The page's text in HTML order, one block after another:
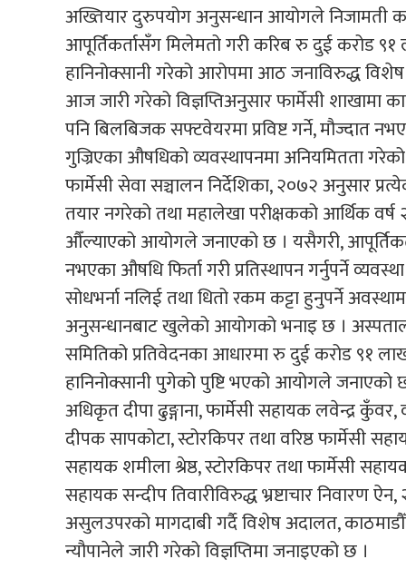
अख्तियार दुरुपयोग अनुसन्धान आयोगले निजामती
आपूर्तिकर्तासँग मिलेमतो गरी करिब रु दुई करोड ९१
हानिनोक्सानी गरेको आरोपमा आठ जनाविरुद्ध
आज जारी गरेको विज्ञप्तिअनुसार फार्मेसी शाखामा
पनि बिलबिजक सफ्टवेयरमा प्रविष्ट गर्ने, मौज्दात
गुज्रिएका औषधिको व्यवस्थापनमा अनियमितता
फार्मेसी सेवा सञ्चालन निर्देशिका, २०७२ अनुसार
तयार नगरेको तथा महालेखा परीक्षकको आर्थिक
औँल्याएको आयोगले जनाएको छ । यसैगरी,
नभएका औषधि फिर्ता गरी प्रतिस्थापन गर्नुपर्ने
सोधभर्ना नलिई तथा धितो रकम कट्टा हुनुपर्ने
अनुसन्धानबाट खुलेको आयोगको भनाइ छ ।
समितिको प्रतिवेदनका आधारमा रु दुई करोड ९१
हानिनोक्सानी पुगेको पुष्टि भएको आयोगले जनाएको
अधिकृत दीपा ढुङ्गाना, फार्मेसी सहायक लवेन्द्र
दीपक सापकोटा, स्टोरकिपर तथा वरिष्ठ फार्मेसी
सहायक शमीला श्रेष्ठ, स्टोरकिपर तथा फार्मेसी
सहायक सन्दीप तिवारीविरुद्ध भ्रष्टाचार निवारण
असुलउपरको मागदाबी गर्दै विशेष अदालत,
न्यौपानेले जारी गरेको विज्ञप्तिमा जनाइएको छ ।